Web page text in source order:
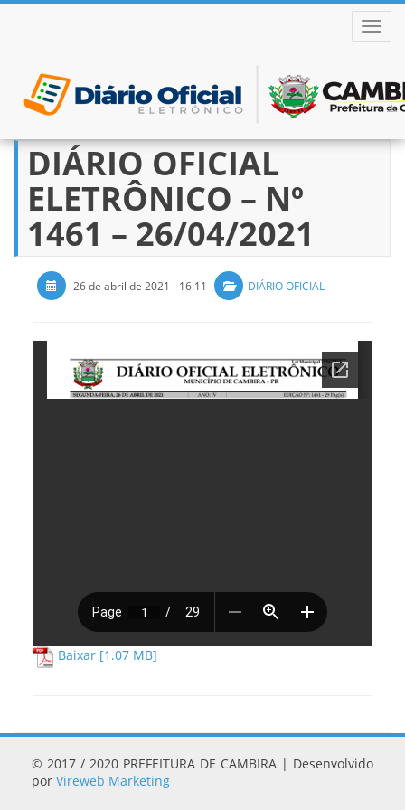
Pular
para
conteúdo
DIÁRIO OFICIAL
ELETRÔNICO – Nº
1461 – 26/04/2021
26 de abril de 2021 - 16:11 DIÁRIO OFICIAL
Baixar [1.07 MB]
© 2017 / 2020 PREFEITURA DE CAMBIRA | Desenvolvido
por Vireweb Marketing